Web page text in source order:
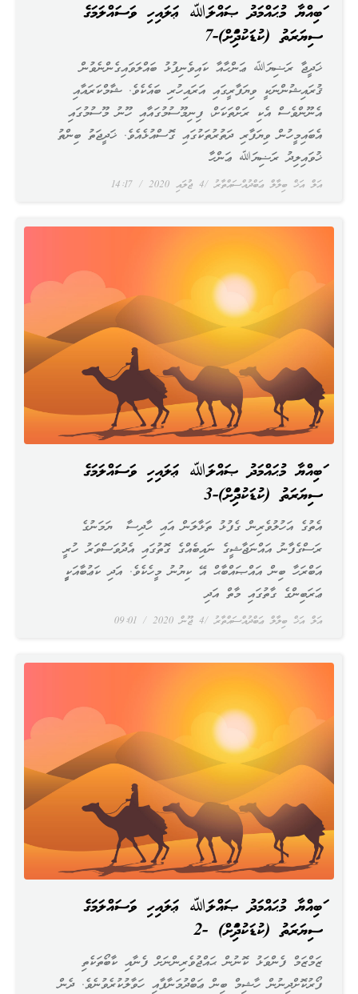
ނަބިއްޔާ މުޙައްމަދު ޞައްލަﷲ ޢަލައިހި ވަސައްލަމަގެ
ސިޔަރަތު (ކުޑަކުދިންނަށް)-7
އަލް އަޚް ބިލާލް ޢަބްދުއްސައްތާރު 4 ޖުލައި 2020
ޚަދީޖާ ރަޟިޔަﷲ ޢަންހާއާ ކައިވެނިފުޅު ބައްލަވައިގެންނެވުން
ޤުރައިޝުންނަކީ ވިޔަފާރީގައި އަރައިހުރި ބައެކެވެ. ޝާމްކަރައާއި
އެނޫންވެސް އެކި ރަށްތަކަށް، ފިނިމޫސުމުގައާއި ހޫނު މޫސުމުގައި
އެބައިމީހުން ވިޔަފާރި ދަތުރުތަކުގައި ގޮސްއުޅެއެވެ. ޚަދީޖަތު ބިންތު
ޚުވައިލިދު ރަޟިޔަﷲ ޢަންހާ
ނަބިއްޔާ މުޙައްމަދު ޞައްލަﷲ ޢަލައިހި ވަސައްލަމަގެ
ސިޔަރަތު (ކުޑަކުދިންނަށް)-3
އަލް އަޚް ބިލާލް ޢަބްދުއްސައްތާރު 4 ޖޫން 2020
އެތުގެ އަހުލުވެރިން ގެފުޅު ތަޅާލަން އައި ހާދިސާ ޔަމަނުގެ
ރަސްގެފާނު އައްނަޖާޝީގެ ނައިބެއްގެ ގޮތުގައި އެދުވަސްވަރު ހުރީ
އަބްރަހާ ބިން އައްޞައްބާޙް އޭ ކިޔުނު މީހެކެވެ. އަދި ކަޢުބާއަކީީ
ޢަރަބިންގެ ގާތުގައި މާތް އަދި
ނަބިއްޔާ މުޙައްމަދު ޞައްލަﷲ ޢަލައިހި ވަސައްލަމަގެ
ސިޔަރަތު (ކުޑަކުދިންނަށް) -2
ޒަމްޒަމް ފެންވަޅު ކޮނުން ޙައްޖުވެރިންނަށް ފެނާއި ކާބޯތަކެތި
ފޯރުކޮށްދިނުން ހާޝިމް ބިން ޢަބްދުމަނާފާއި ހަވާލުކުރެވުނެވެ. ދެން